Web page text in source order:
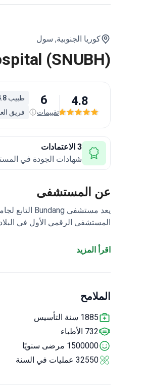
كوريا الجنوبية, سول
(SNUBH)
4.8
6
تقييمات
طبيب 4.8
فريق
3 الاعتمادات
شهادات الجودة في
عن المستشفى
يعد مستشفى Bundang التابع لجامعة سيول الوطنية أحد أكثر المراكز الطبية متعددة التخصصات ابتكارًا في كوريا.
مريض للعلاج في المستشفى كل
اقرأ المزيد
الملامح
1885 سنة التأسيس
732 الأطباء
1500000 مرضى سنويًا
32550 عمليات في السنة